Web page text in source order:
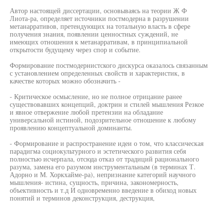
Автор настоящей диссертации, основываясь на теории Ж Ф
Лиота-ра, определяет источники постмодерна в разрушении
метанарративов, претендующих на тотальную власть в сфере
получения знания, появлении ценностных суждений, не
имеющих отношения к метанарративам, в принципиальной
открытости будущему через спор и событие.
Формирование постмодернистского дискурса оказалось связанным
с установлением определенных свойств и характеристик, в
качестве которых можно обозначить -
- Критическое осмысление, но не полное отрицание ранее
существовавших концепций, доктрин и стилей мышления Резкое
и явное отвержение любой претензии на обладание
универсальной истиной, подозрительное отношение к любому
проявлению концептуальной доминанты.
- Формирование и распространение идеи о том, что классическая
парадигма социокультурного и эстетического развития себя
полностью исчерпала, отсюда отказ от традиций рационального
разума, замена его разумом инструментальным (в терминах Т.
Адорно и М. Хоркхайме-ра), непризнание категорий научного
мышления- истина, сущность, причина, закономерность,
объективность и т.д И одновременно введение в обиход новых
понятий и терминов деконструкция, деструкция,